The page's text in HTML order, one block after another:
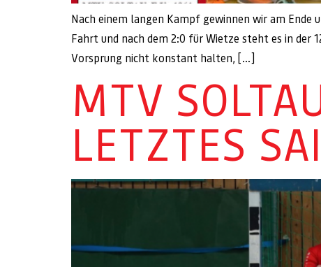
Nach einem langen Kampf gewinnen wir am Ende
Fahrt und nach dem 2:0 für Wietze steht es in der
Vorsprung nicht konstant halten, […]
MTV
LETZTES